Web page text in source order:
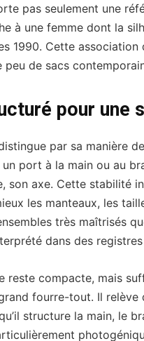
pas seulement une
à une femme dont la
1990. Cette
peu de sacs
pour une
par sa manière
port à la main ou au
son axe. Cette stabilité
les manteaux, les
très maîtrisés
dans des
reste compacte, mais
fourre-tout. Il relève
structure la main, le